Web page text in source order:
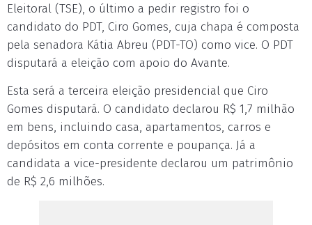
Eleitoral (TSE), o último a pedir registro foi o
candidato do PDT, Ciro Gomes, cuja chapa é composta
pela senadora Kátia Abreu (PDT-TO) como vice. O PDT
disputará a eleição com apoio do Avante.
Esta será a terceira eleição presidencial que Ciro
Gomes disputará. O candidato declarou R$ 1,7 milhão
em bens, incluindo casa, apartamentos, carros e
depósitos em conta corrente e poupança. Já a
candidata a vice-presidente declarou um patrimônio
de R$ 2,6 milhões.